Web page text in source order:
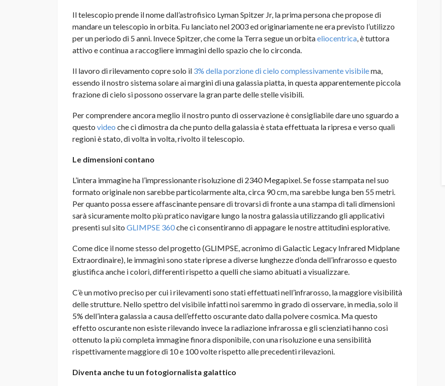
Il telescopio prende il nome dall’astrofisico Lyman Spitzer Jr, la prima persona che propose di
mandare un telescopio in orbita. Fu lanciato nel 2003 ed originariamente ne era previsto l’utilizzo
per un periodo di 5 anni. Invece Spitzer, che come la Terra segue un orbitaeliocentrica, è tuttora
attivo e continua a raccogliere immagini dello spazio che lo circonda.
Il lavoro di rilevamento copre solo il 3% della porzione di cielo complessivamente visibilema,
essendo il nostro sistema solare ai margini di una galassia piatta, in questa apparentemente piccola
frazione di cielo si possono osservare la gran parte delle stelle visibili.
Per comprendere ancora meglio il nostro punto di osservazione è consigliabile dare uno sguardo a
questo video che ci dimostra da che punto della galassia è stata effettuata la ripresa e verso quali
regioni è stato, di volta in volta, rivolto il telescopio.
Le dimensioni contano
L’intera immagine ha l’impressionante risoluzione di 2340 Megapixel. Se fosse stampata nel suo
formato originale non sarebbe particolarmente alta, circa 90 cm, ma sarebbe lunga ben 55 metri.
Per quanto possa essere affascinante pensare di trovarsi di fronte a una stampa di tali dimensioni
sarà sicuramente molto più pratico navigare lungo la nostra galassia utilizzando gli applicativi
presenti sul sito GLIMPSE 360che ci consentiranno di appagare le nostre attitudini esplorative.
Come dice il nome stesso del progetto (GLIMPSE, acronimo di Galactic Legacy Infrared Midplane
Extraordinaire), le immagini sono state riprese a diverse lunghezze d’onda dell’infrarosso e questo
giustifica anche i colori, differenti rispetto a quelli che siamo abituati a visualizzare.
C’è un motivo preciso per cui i rilevamenti sono stati effettuati nell’infrarosso, la maggiore visibilità
delle strutture. Nello spettro del visibile infatti noi saremmo in grado di osservare, in media, solo il
5% dell’intera galassia a causa dell’effetto oscurante dato dalla polvere cosmica. Ma questo
effetto oscurante non esiste rilevando invece la radiazione infrarossa e gli scienziati hanno così
ottenuto la più completa immagine finora disponibile, con una risoluzione e una sensibilità
rispettivamente maggiore di 10 e 100 volte rispetto alle precedenti rilevazioni.
Diventa anche tu un fotogiornalista galattico